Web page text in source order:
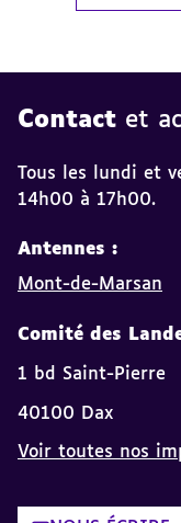
Contact et
Tous les lundi et
14h00 à 17h00.
Antennes :
Mont-de-Marsan
Comité des
1 bd Saint-Pierre
40100 Dax
Voir toutes nos